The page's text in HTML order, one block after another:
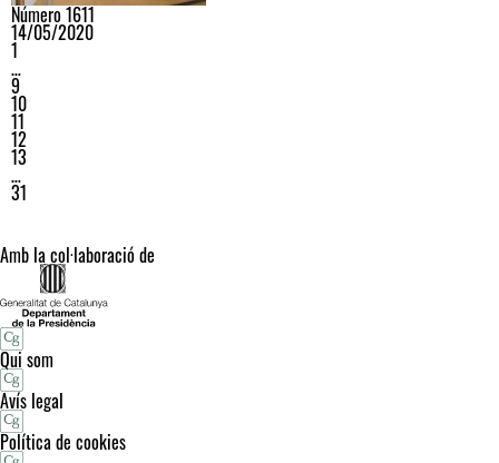
Número 1611
14/05/2020
1
…
9
10
11
12
13
…
31
Amb la col·laboració de
Qui som
Avís legal
Política de cookies